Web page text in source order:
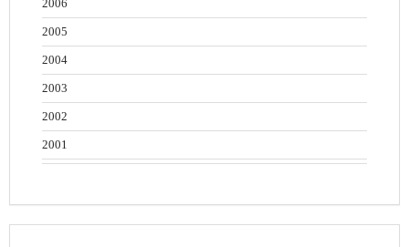
2006
2005
2004
2003
2002
2001